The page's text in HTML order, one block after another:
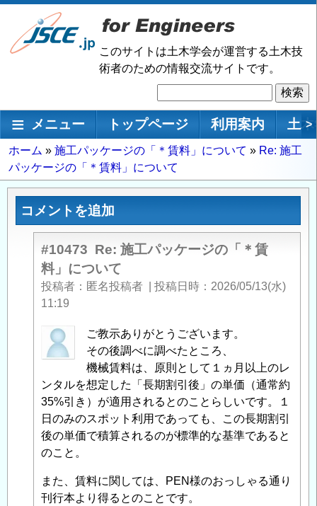
メ
ン
動
このサイトは土木学会が運営する土木技
術者のための情報交流サイトです。
索
メインナビゲーション
メニュー トップページ 利用案内 土 >
パ
ン
く
ホーム 施工パッケージの「＊賃料」について
Re: 施工
パッケージの「＊賃料」について
コメントを追加
#10473 Re: 施工パッケージの「＊賃
料」について
投稿者 匿名投稿者 投稿日時
2026/05/13(水)
11:19
匿
名
稿
者
に
よ
る
施
工
ご教示ありがとうございます。
その後調べに調べたところ、
機械賃料は、原則として１ヵ月以上のレ
ンタルを想定した「長期割引後」の単価（通常約
35%引き）が適用されるとのことらしいです。１
日のみのスポット利用であっても、この長期割引
後の単価で積算されるのが標準的な基準であると
のこと。
また、賃料に関しては、PEN様のおっしゃる通り
刊行本より得るとのことです。